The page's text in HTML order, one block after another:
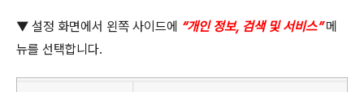
▼ 설정 화면에서 왼쪽 사이드에 “개인 정보, 검색 및 서비스” 메
뉴를 선택합니다.